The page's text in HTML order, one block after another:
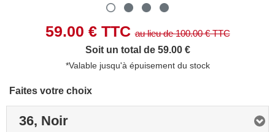
59.00 € TTCau lieu de100.00€ TTC
Soit un total de 59.00 €
*Valable jusqu'à épuisement du stock
Faites votre choix
36, Noir